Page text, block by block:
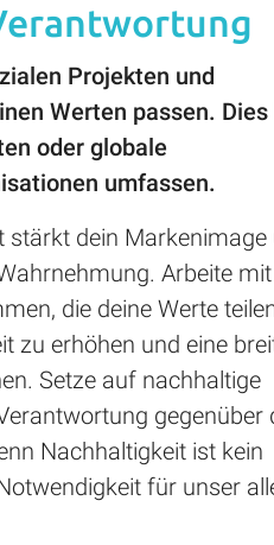
Projekten und
Werten passen. Dies
oder globale
umfassen.
stärkt dein Markenimage
Arbeite mit
die deine Werte
zu erhöhen und eine
Setze auf nachhaltige
gegenüber
Nachhaltigkeit ist kein
für unser